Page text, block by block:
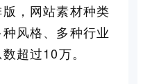
，网站素材种类
风格、多种行业
超过10万。